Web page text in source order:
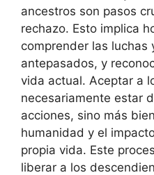
ancestros son pasos
rechazo. Esto implica
comprender las luchas
antepasados, y
vida actual. Aceptar a
necesariamente estar
acciones, sino más
humanidad y el
propia vida. Este
liberar a los